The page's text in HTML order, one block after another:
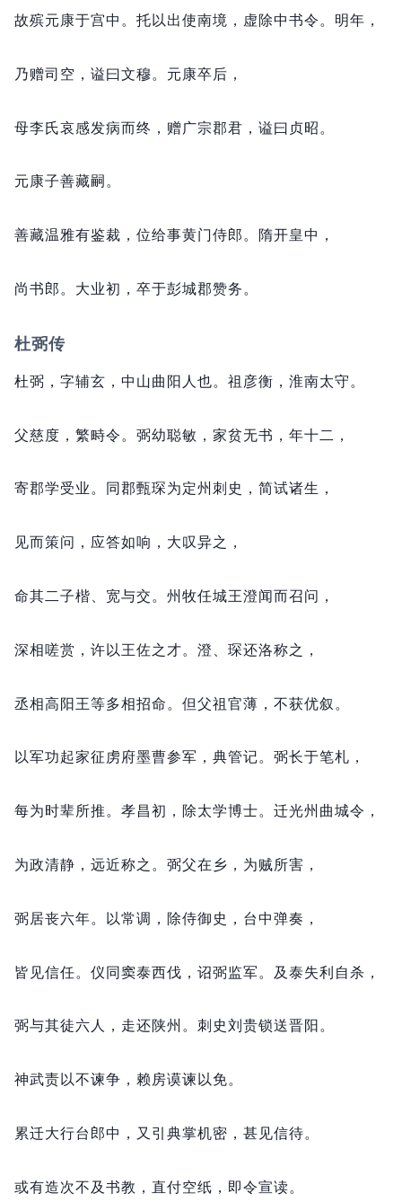
故殡元康于宫中。 托以出使南境， 虚除中书令。 明年，
乃赠司空， 谥曰文穆。 元康卒后，
母李氏哀感发病而终， 赠广宗郡君， 谥曰贞昭。
元康子善藏嗣。
善藏温雅有鉴裁， 位给事黄门侍郎。 隋开皇中，
尚书郎。 大业初， 卒于彭城郡赞务。
杜弼传
杜弼， 字辅玄， 中山曲阳人也。 祖彦衡， 淮南太守。
父慈度， 繁畤令。 弼幼聪敏， 家贫无书， 年十二，
寄郡学受业。 同郡甄琛为定州刺史， 简试诸生，
见而策问， 应答如响， 大叹异之，
命其二子楷、宽与交。 州牧任城王澄闻而召问，
深相嗟赏， 许以王佐之才。 澄、琛还洛称之，
丞相高阳王等多相招命。 但父祖官薄， 不获优叙。
以军功起家征虏府墨曹参军， 典管记。 弼长于笔札，
每为时辈所推。 孝昌初， 除太学博士。 迁光州曲城令，
为政清静， 远近称之。 弼父在乡， 为贼所害，
弼居丧六年。 以常调， 除侍御史， 台中弹奏，
皆见信任。 仪同窦泰西伐， 诏弼监军。 及泰失利自杀，
弼与其徒六人， 走还陕州。 刺史刘贵锁送晋阳。
神武责以不谏争， 赖房谟谏以免。
累迁大行台郎中， 又引典掌机密， 甚见信待。
或有造次不及书教， 直付空纸， 即令宣读。